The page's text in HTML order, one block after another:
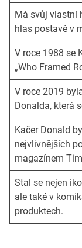
Má svůj vlastní
hlas postavě v
V roce 1988 se
„Who Framed
V roce 2019
Donalda, která
Kačer Donald
nejvlivnějších
magazínem
Stal se nejen
ale také v
produktech.